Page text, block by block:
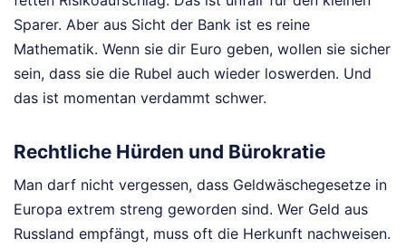
Sparer. Aber aus Sicht der Bank ist es reine
Mathematik. Wenn sie dir Euro geben, wollen sie sicher
sein, dass sie die Rubel auch wieder loswerden. Und
das ist momentan verdammt schwer.
Rechtliche Hürden und Bürokratie
Man darf nicht vergessen, dass Geldwäschegesetze in
Europa extrem streng geworden sind. Wer Geld aus
Russland empfängt, muss oft die Herkunft nachweisen.